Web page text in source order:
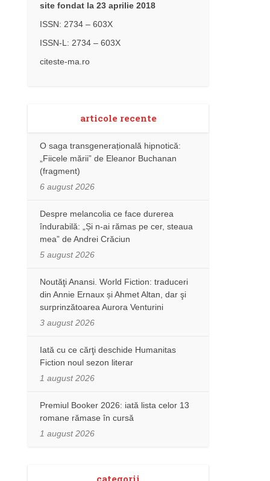
site fondat la 23 aprilie 2018
ISSN: 2734 – 603X
ISSN-L: 2734 – 603X
citeste-ma.ro
articole recente
O saga transgenerațională hipnotică:
„Fiicele mării” de Eleanor Buchanan
(fragment)
6 august 2026
Despre melancolia ce face durerea
îndurabilă: „Și n-ai rămas pe cer, steaua
mea” de Andrei Crăciun
5 august 2026
Noutăţi Anansi. World Fiction: traduceri
din Annie Ernaux și Ahmet Altan, dar şi
surprinzătoarea Aurora Venturini
3 august 2026
Iată cu ce cărţi deschide Humanitas
Fiction noul sezon literar
1 august 2026
Premiul Booker 2026: iată lista celor 13
romane rămase în cursă
1 august 2026
categorii